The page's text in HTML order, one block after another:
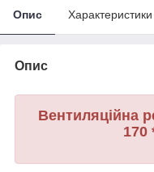
Опис Характеристики
Опис
Вентиляційна
170